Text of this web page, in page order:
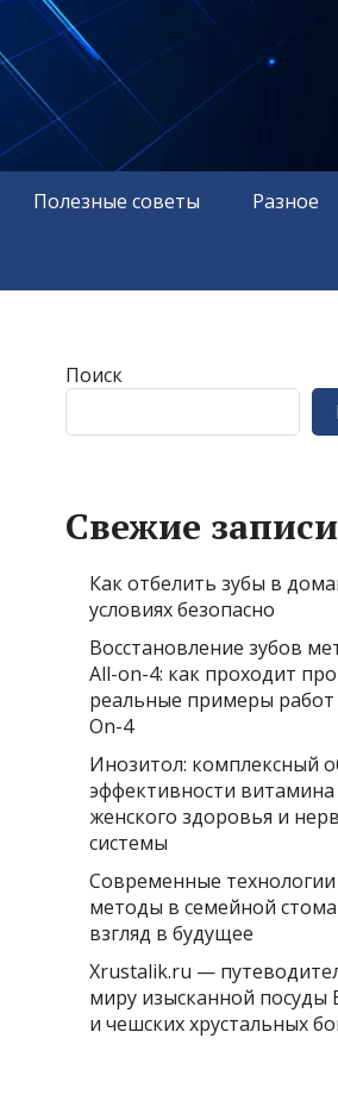
Полезные советы Разное
Поиск
Свежие записи
Как отбелить зубы в
условиях безопасно
Восстановление зубов
All-on-4: как проходит
реальные примеры работ
On-4
Инозитол: комплексный
эффективности витамина
женского здоровья и
системы
Современные
методы в семейной
взгляд в будущее
Xrustalik.ru —
миру изысканной посуды
и чешских хрустальных